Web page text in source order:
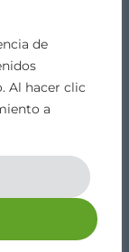
de
Al hacer clic
a
elestudio28​